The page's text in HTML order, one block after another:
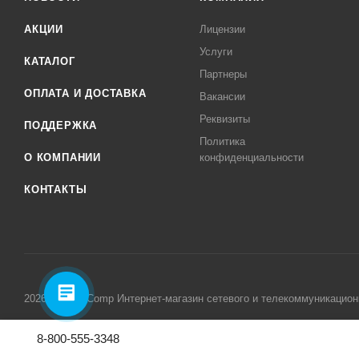
АКЦИИ
КАТАЛОГ
ОПЛАТА И ДОСТАВКА
ПОДДЕРЖКА
О КОМПАНИИ
КОНТАКТЫ
Лицензии
Услуги
Партнеры
Вакансии
Реквизиты
Политика
конфиденциальности
2026 © MikroComp Интернет-магазин сетевого и
8-800-555-3348